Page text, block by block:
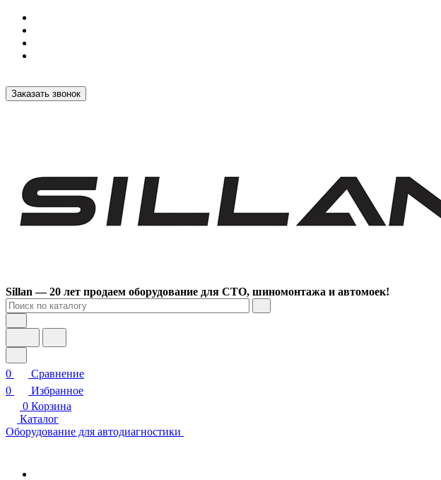
Заказать звонок
Sillan — 20 лет продаем оборудование для СТО, шиномонтажа и автомоек!
0
Сравнение
0
Избранное
0 Корзина
Каталог
Оборудование для автодиагностики